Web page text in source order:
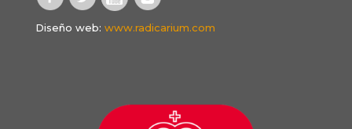
Diseño web: www.radicarium.com